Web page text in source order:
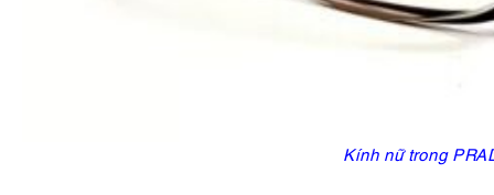
Kính nữ trong